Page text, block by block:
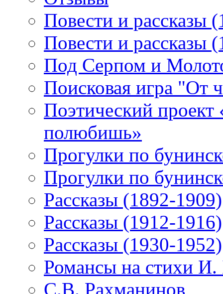
Повести и рассказы
Повести и рассказы
Под Серпом и
Поисковая игра "От
Поэтический
полюбишь»
Прогулки по
Прогулки по
Рассказы (1892-1909)
Рассказы (1912-1916)
Рассказы (1930-1952)
Романсы на стихи И.
С.В. Рахманинов